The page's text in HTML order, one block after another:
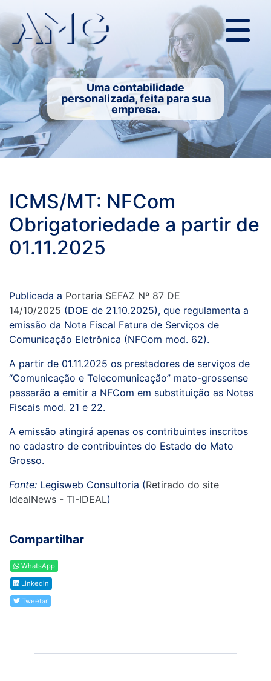
Uma contabilidade
personalizada, feita para sua
empresa.
ICMS/MT: NFCom
Obrigatoriedade a partir de
01.11.2025
Publicada a Portaria SEFAZ Nº 87 DE
14/10/2025 (DOE de 21.10.2025), que regulamenta a
emissão da Nota Fiscal Fatura de Serviços de
Comunicação Eletrônica (NFCom mod. 62).
A partir de 01.11.2025 os prestadores de serviços de
“Comunicação e Telecomunicação” mato-grossense
passarão a emitir a NFCom em substituição as Notas
Fiscais mod. 21 e 22.
A emissão atingirá apenas os contribuintes inscritos
no cadastro de contribuintes do Estado do Mato
Grosso.
Fonte: Legisweb Consultoria (Retirado do site
IdealNews - TI-IDEAL)
Compartilhar
WhatsApp
Linkedin
Tweetar